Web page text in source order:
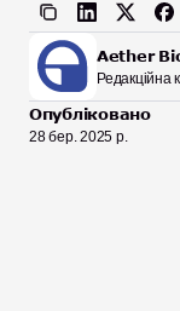
Aether
Редакційна
Опубліковано
28 бер. 2025 р.